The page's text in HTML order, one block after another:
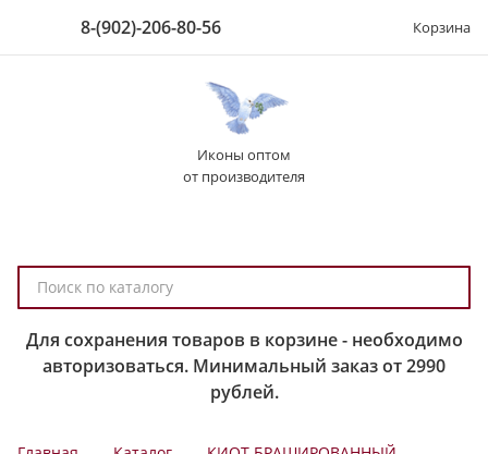
8-(902)-206-80-56 Корзина
Иконы оптом
от производителя
о
Для сохранения товаров в корзине - необходимо
авторизоваться. Минимальный заказ от 2990
рублей.